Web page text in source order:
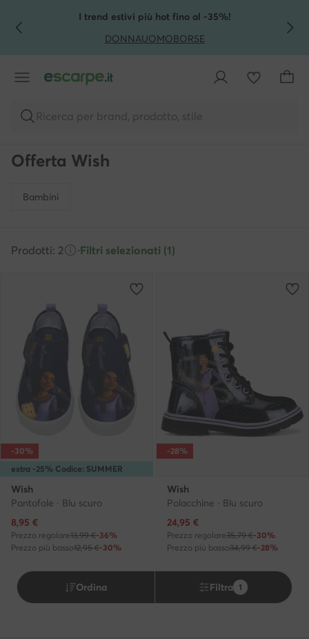
VAI AL CONTENUTO PRINCIPALE
VAI ALLA RICERCAI trend estivi più hot fino al -35%!
DONNAUOMOBORSE
Ricerca per brand, prodotto, stile
Offerta Wish
Bambini
Prodotti: 2 ·Filtri selezionati (1)
extra -25% Codice: SUMMER
-30%
Wish
Pantofole · Blu scuro
Prezzo attuale
8,95 €
Prezzo regolare13,99 €-36%
Prezzo più basso12,95 €-30%
-28%
Wish
Polacchine · Blu scuro
Prezzo attuale
24,95 €
Prezzo regolare35,79 €-30%
Prezzo più basso34,99 €-28%
Ordina Filtra 1